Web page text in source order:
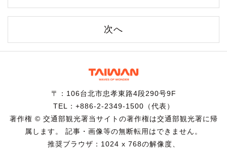
次へ
〒：106台北市忠孝東路4段290号9F
TEL：+886-2-2349-1500（代表）
著作権 © 交通部観光署当サイトの著作権は交通部観光署に帰
属します。 記事・画像等の無断転用はできません。
推奨ブラウザ：1024 x 768の解像度、